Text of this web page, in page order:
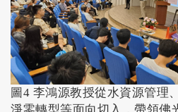
圖4 李鴻源教授從水資源管理